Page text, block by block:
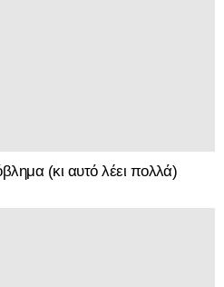
(κι αυτό λέει πολλά)